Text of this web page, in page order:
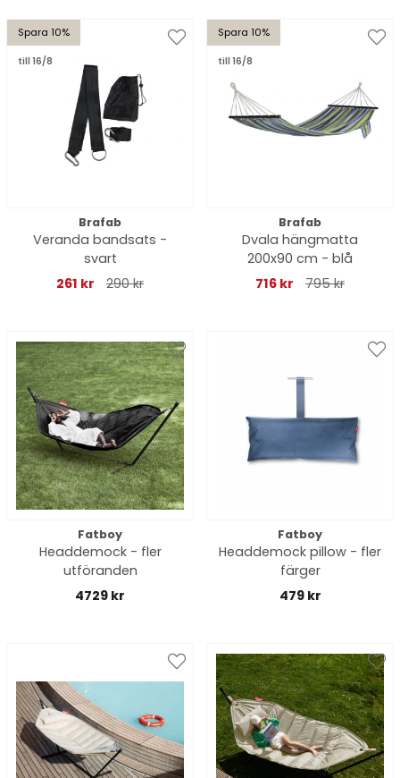
Spara 10%
till 16/8
Brafab
Veranda bandsats -
svart
261 kr
290 kr
Spara 10%
till 16/8
Brafab
Dvala hängmatta
200x90 cm - blå
716 kr
795 kr
Fatboy
Headdemock - fler
utföranden
4729 kr
Fatboy
Headdemock pillow - fler
färger
479 kr